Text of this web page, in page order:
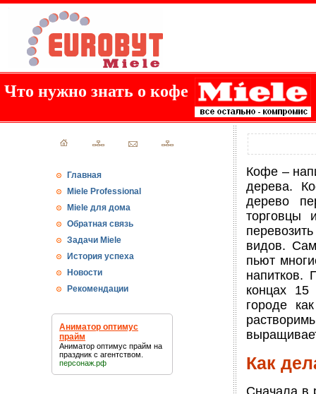
Что нужно знать о кофе
Главная
Miele Professional
Miele для дома
Обратная связь
Задачи Miele
История успеха
Новости
Рекомендации
Аниматор оптимус
прайм
Аниматор оптимус прайм на
праздник с агентством.
персонаж.рф
Кофе –
дерева.
дерево
торговцы
видов.
пьют
напитков.
концах 15
городе
Как
Сначала в